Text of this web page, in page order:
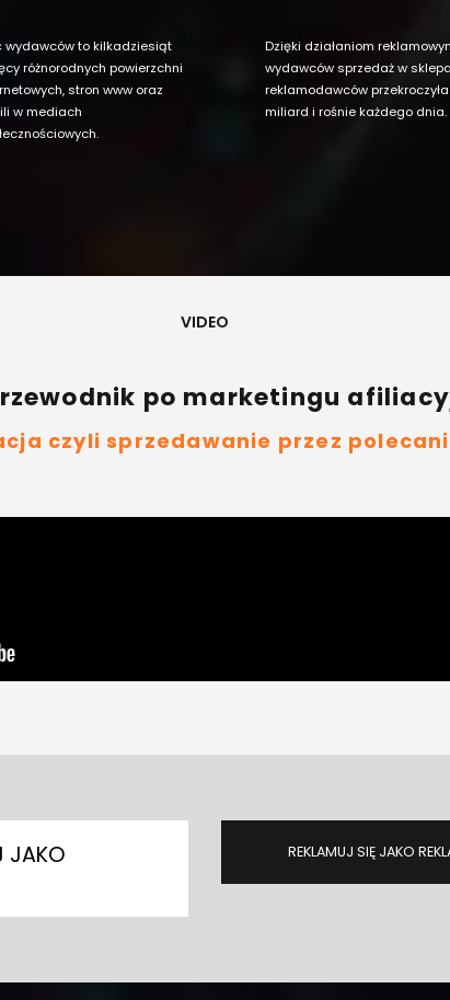
wydawców to kilkadziesiąt
różnorodnych powierzchni
stron www oraz
w mediach
Dzięki działaniom
wydawców sprzedaż w
reklamodawców przekroczyła
miliard i rośnie każdego dnia.
VIDEO
po marketingu
czyli sprzedawanie przez
JAKO
REKLAMUJ SIĘ JAKO